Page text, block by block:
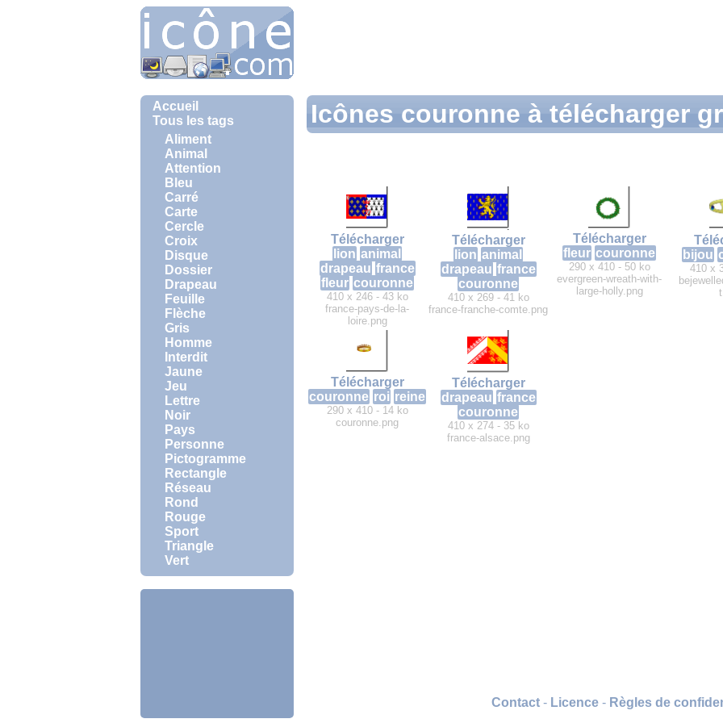
Accueil
Tous les tags
Aliment
Animal
Attention
Bleu
Carré
Carte
Cercle
Croix
Disque
Dossier
Drapeau
Feuille
Flèche
Gris
Homme
Interdit
Jaune
Jeu
Lettre
Noir
Pays
Personne
Pictogramme
Rectangle
Réseau
Rond
Rouge
Sport
Triangle
Vert
Icônes couronne à télécharger
Télécharger
lion animal
drapeau france
fleur couronne
410 x 246 - 43 ko
france-pays-de-la-
loire.png
Télécharger
lion animal
drapeau france
couronne
410 x 269 - 41 ko
france-franche-comte.png
Télécharger
fleur couronne
290 x 410 - 50 ko
evergreen-wreath-with-
large-holly.png
bijou
410 x
Télécharger
couronne roi reine
290 x 410 - 14 ko
couronne.png
Télécharger
drapeau france
couronne
410 x 274 - 35 ko
france-alsace.png
Contact- Licence- Règles de